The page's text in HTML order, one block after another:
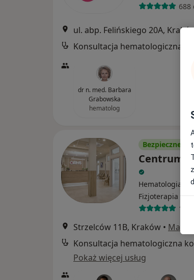
688
ul. abp. Felińskiego 20A,
Konsultacja hematologiczna
dr n. med. Barbara
Grabowska
hematolog
Bezpieczne
Centrum
Hematologia,
Fizjoterapia
172
Strzelców 11B, Kraków • Mapa
Konsultacja hematologiczna
Pokaż więcej usług